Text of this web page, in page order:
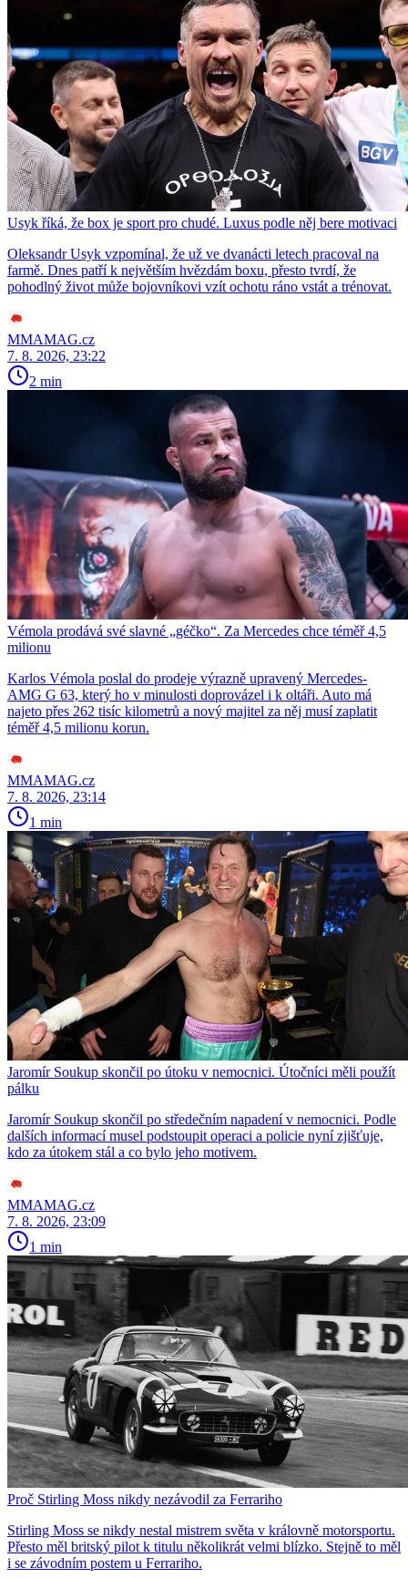
Usyk říká, že box je sport pro chudé. Luxus podle něj bere motivaci
Oleksandr Usyk vzpomínal, že už ve dvanácti letech pracoval na
farmě. Dnes patří k největším hvězdám boxu, přesto tvrdí, že
pohodlný život může bojovníkovi vzít ochotu ráno vstát a trénovat.
MMAMAG.cz
7. 8. 2026, 23:22
2 min
Vémola prodává své slavné „géčko“. Za Mercedes chce téměř 4,5
milionu
Karlos Vémola poslal do prodeje výrazně upravený Mercedes-
AMG G 63, který ho v minulosti doprovázel i k oltáři. Auto má
najeto přes 262 tisíc kilometrů a nový majitel za něj musí zaplatit
téměř 4,5 milionu korun.
MMAMAG.cz
7. 8. 2026, 23:14
1 min
Jaromír Soukup skončil po útoku v nemocnici. Útočníci měli použít
pálku
Jaromír Soukup skončil po středečním napadení v nemocnici. Podle
dalších informací musel podstoupit operaci a policie nyní zjišťuje,
kdo za útokem stál a co bylo jeho motivem.
MMAMAG.cz
7. 8. 2026, 23:09
1 min
Proč Stirling Moss nikdy nezávodil za Ferrariho
Stirling Moss se nikdy nestal mistrem světa v královně motorsportu.
Přesto měl britský pilot k titulu několikrát velmi blízko. Stejně to měl
i se závodním postem u Ferrariho.